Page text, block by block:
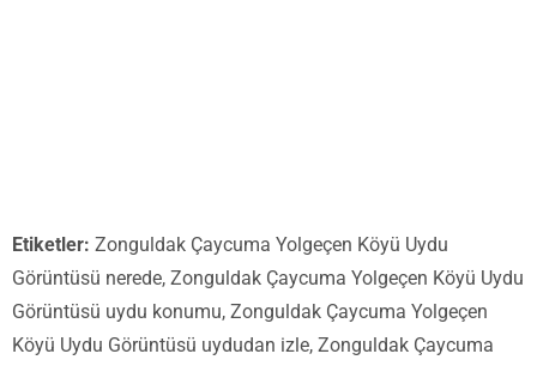
Etiketler: Zonguldak Çaycuma Yolgeçen Köyü Uydu
Görüntüsü nerede, Zonguldak Çaycuma Yolgeçen Köyü Uydu
Görüntüsü uydu konumu, Zonguldak Çaycuma Yolgeçen
Köyü Uydu Görüntüsü uydudan izle, Zonguldak Çaycuma